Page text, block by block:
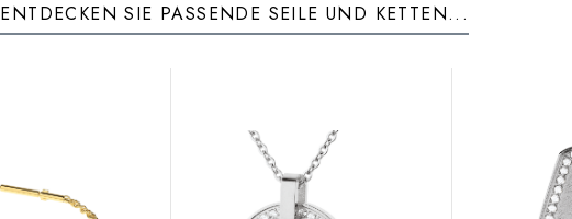
ENTDECKEN SIE PASSENDE SEILE UND KETTEN...